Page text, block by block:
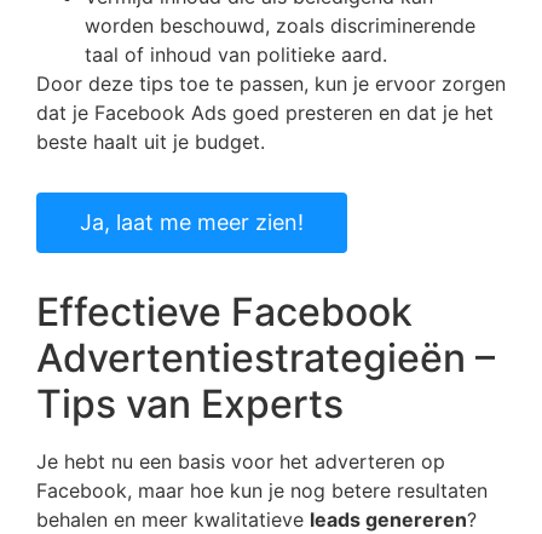
worden beschouwd, zoals discriminerende
taal of inhoud van politieke aard.
Door deze tips toe te passen, kun je ervoor zorgen
dat je Facebook Ads goed presteren en dat je het
beste haalt uit je budget.
Ja, laat me meer zien!
Effectieve Facebook
Advertentiestrategieën –
Tips van Experts
Je hebt nu een basis voor het adverteren op
Facebook, maar hoe kun je nog betere resultaten
behalen en meer kwalitatieve leads genereren?